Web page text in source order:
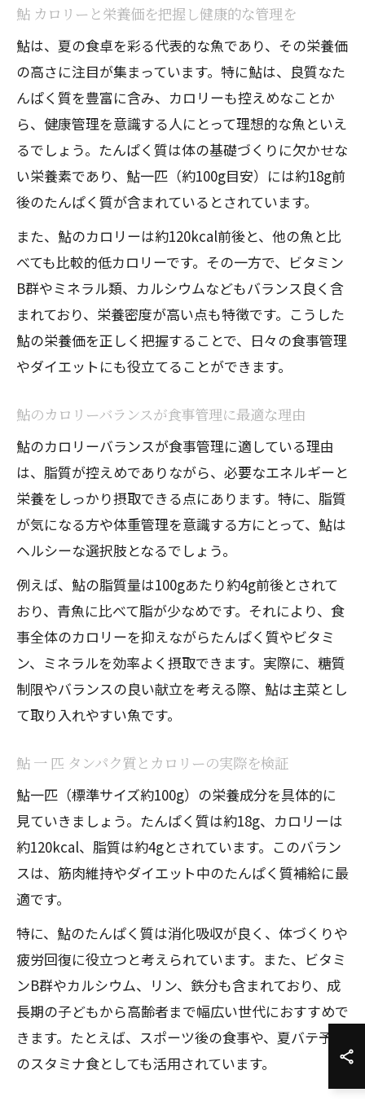
鮎 カロリーと栄養価を把握し健康的な管理を
鮎は、夏の食卓を彩る代表的な魚であり、その栄養価
の高さに注目が集まっています。特に鮎は、良質なた
んぱく質を豊富に含み、カロリーも控えめなことか
ら、健康管理を意識する人にとって理想的な魚といえ
るでしょう。たんぱく質は体の基礎づくりに欠かせな
い栄養素であり、鮎一匹（約100g目安）には約18g前
後のたんぱく質が含まれているとされています。
また、鮎のカロリーは約120kcal前後と、他の魚と比
べても比較的低カロリーです。その一方で、ビタミン
B群やミネラル類、カルシウムなどもバランス良く含
まれており、栄養密度が高い点も特徴です。こうした
鮎の栄養価を正しく把握することで、日々の食事管理
やダイエットにも役立てることができます。
鮎のカロリーバランスが食事管理に最適な理由
鮎のカロリーバランスが食事管理に適している理由
は、脂質が控えめでありながら、必要なエネルギーと
栄養をしっかり摂取できる点にあります。特に、脂質
が気になる方や体重管理を意識する方にとって、鮎は
ヘルシーな選択肢となるでしょう。
例えば、鮎の脂質量は100gあたり約4g前後とされて
おり、青魚に比べて脂が少なめです。それにより、食
事全体のカロリーを抑えながらたんぱく質やビタミ
ン、ミネラルを効率よく摂取できます。実際に、糖質
制限やバランスの良い献立を考える際、鮎は主菜とし
て取り入れやすい魚です。
鮎 一 匹 タンパク質とカロリーの実際を検証
鮎一匹（標準サイズ約100g）の栄養成分を具体的に
見ていきましょう。たんぱく質は約18g、カロリーは
約120kcal、脂質は約4gとされています。このバラン
スは、筋肉維持やダイエット中のたんぱく質補給に最
適です。
特に、鮎のたんぱく質は消化吸収が良く、体づくりや
疲労回復に役立つと考えられています。また、ビタミ
ンB群やカルシウム、リン、鉄分も含まれており、成
長期の子どもから高齢者まで幅広い世代におすすめで
きます。たとえば、スポーツ後の食事や、夏バテ予防
のスタミナ食としても活用されています。